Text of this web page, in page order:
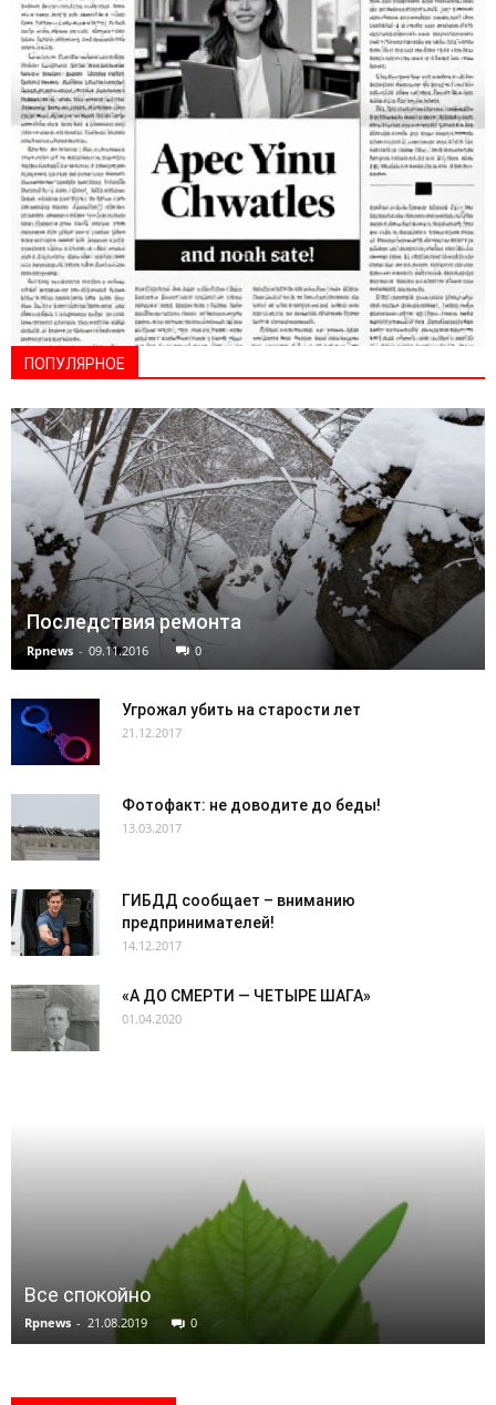
ПОПУЛЯРНОЕ
Последствия ремонта
Rpnews - 09.11.2016 0
Угрожал убить на старости лет
21.12.2017
Фотофакт: не доводите до беды!
13.03.2017
ГИБДД сообщает – вниманию
предпринимателей!
14.12.2017
«А ДО СМЕРТИ — ЧЕТЫРЕ ШАГА»
01.04.2020
Все спокойно
Rpnews - 21.08.2019 0